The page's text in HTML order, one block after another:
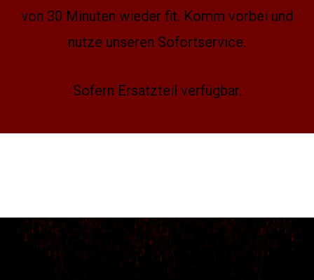
von 30 Minuten wieder fit. Komm vorbei und
nutze unseren Sofortservice.
Sofern Ersatzteil verfügbar.